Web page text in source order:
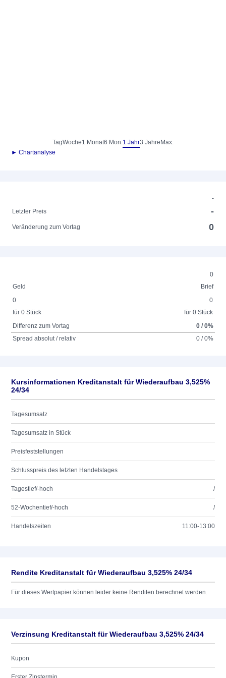
TagWoche1 Monat6 Mon.1 Jahr3 Jahre Max.
► Chartanalyse
-
Letzter Preis
-
Veränderung zum Vortag 0
0
Geld
Brief
0
für 0 Stück
0
für 0 Stück
Differenz zum Vortag
0 / 0%
Spread absolut / relativ
0 / 0%
Kursinformationen Kreditanstalt für Wiederaufbau 3,525%
24/34
Tagesumsatz
Tagesumsatz in Stück
Preisfeststellungen
Schlusspreis des letzten Handelstages
Tagestief/-hoch /
52-Wochentief/-hoch /
Handelszeiten 11:00-13:00
Rendite Kreditanstalt für Wiederaufbau 3,525% 24/34
Für dieses Wertpapier können leider keine Renditen berechnet werden.
Verzinsung Kreditanstalt für Wiederaufbau 3,525% 24/34
Kupon